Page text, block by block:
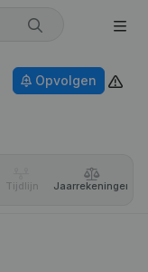
Opvolgen
Tijdlijn Jaar­rekeningen